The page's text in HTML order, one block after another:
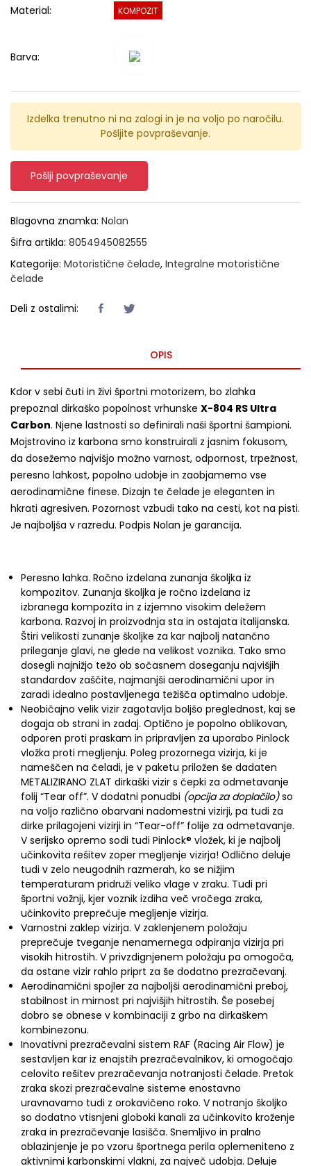
Material: KOMPOZIT
Barva:
Izdelka trenutno ni na zalogi in je na voljo po naročilu.
Pošljite povpraševanje.
Pošlji povpraševanje
Blagovna znamka: Nolan
Šifra artikla: 8054945082555
Kategorije: Motoristične čelade, Integralne motoristične
čelade
Deli z ostalimi:
OPIS
Kdor v sebi čuti in živi športni motorizem, bo zlahka
prepoznal dirkaško popolnost vrhunske X-804 RS Ultra
Carbon. Njene lastnosti so definirali naši športni šampioni.
Mojstrovino iz karbona smo konstruirali z jasnim fokusom,
da dosežemo najvišjo možno varnost, odpornost, trpežnost,
peresno lahkost, popolno udobje in zaobjamemo vse
aerodinamične finese. Dizajn te čelade je eleganten in
hkrati agresiven. Pozornost vzbudi tako na cesti, kot na pisti.
Je najboljša v razredu. Podpis Nolan je garancija.
Peresno lahka. Ročno izdelana zunanja školjka iz
kompozitov. Zunanja školjka je ročno izdelana iz
izbranega kompozita in z izjemno visokim deležem
karbona. Razvoj in proizvodnja sta in ostajata italijanska.
Štiri velikosti zunanje školjke za kar najbolj natančno
prileganje glavi, ne glede na velikost voznika. Tako smo
dosegli najnižjo težo ob sočasnem doseganju najvišjih
standardov zaščite, najmanjši aerodinamični upor in
zaradi idealno postavljenega težišča optimalno udobje.
Neobičajno velik vizir zagotavlja boljšo preglednost, kaj se
dogaja ob strani in zadaj. Optično je popolno oblikovan,
odporen proti praskam in pripravljen za uporabo Pinlock
vložka proti megljenju. Poleg prozornega vizirja, ki je
nameščen na čeladi, je v paketu priložen še dadaten
METALIZIRANO ZLAT dirkaški vizir s čepki za odmetavanje
folij “Tear off”. V dodatni ponudbi (opcija za doplačilo)so
na voljo različno obarvani nadomestni vizirji, pa tudi za
dirke prilagojeni vizirji in “Tear-off” folije za odmetavanje.
V serijsko opremo sodi tudi Pinlock® vložek, ki je najbolj
učinkovita rešitev zoper megljenje vizirja! Odlično deluje
tudi v zelo neugodnih razmerah, ko se nižjim
temperaturam pridruži veliko vlage v zraku. Tudi pri
športni vožnji, kjer voznik izdiha več vročega zraka,
učinkovito preprečuje megljenje vizirja.
Varnostni zaklep vizirja. V zaklenjenem položaju
preprečuje tveganje nenamernega odpiranja vizirja pri
visokih hitrostih. V privzdignjenem položaju pa omogoča,
da ostane vizir rahlo priprt za še dodatno prezračevanj.
Aerodinamični spojler za najboljši aerodinamični preboj,
stabilnost in mirnost pri najvišjih hitrostih. Še posebej
dobro se obnese v kombinaciji z grbo na dirkaškem
kombinezonu.
Inovativni prezračevalni sistem RAF (Racing Air Flow) je
sestavljen kar iz enajstih prezračevalnikov, ki omogočajo
celovito rešitev prezračevanja notranjosti čelade. Pretok
zraka skozi prezračevalne sisteme enostavno
uravnavamo tudi z orokavičeno roko. V notranjo školjko
so dodatno vtisnjeni globoki kanali za učinkovito kroženje
zraka in prezračevanje lasišča. Snemljivo in pralno
oblazinjenje je po vzoru športnega perila oplemeniteno z
aktivnimi karbonskimi vlakni, za največ udobja. Deluje